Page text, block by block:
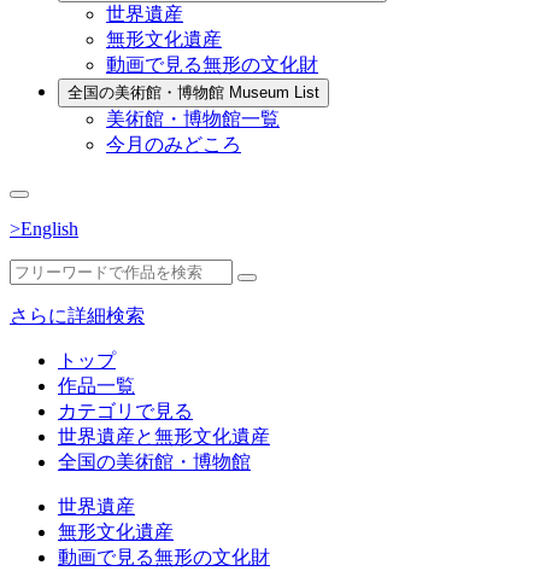
世界遺産
無形文化遺産
動画で見る無形の文化財
全国の美術館・博物館 Museum List
美術館・博物館一覧
今月のみどころ
>English
さらに詳細検索
トップ
作品一覧
カテゴリで見る
世界遺産と無形文化遺産
全国の美術館・博物館
世界遺産
無形文化遺産
動画で見る無形の文化財